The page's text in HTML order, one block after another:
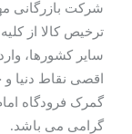
شرکت بازرگانی
ترخیص کالا از
سایر کشورها،
گمرک فرودگاه
گرامی می باشد.